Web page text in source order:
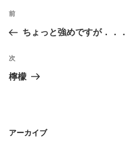
投
ナ
ビ
ゲ
ン
前
の
稿
前
ちょっと強めですが．．．
次
の
次
檸檬
アーカイブ